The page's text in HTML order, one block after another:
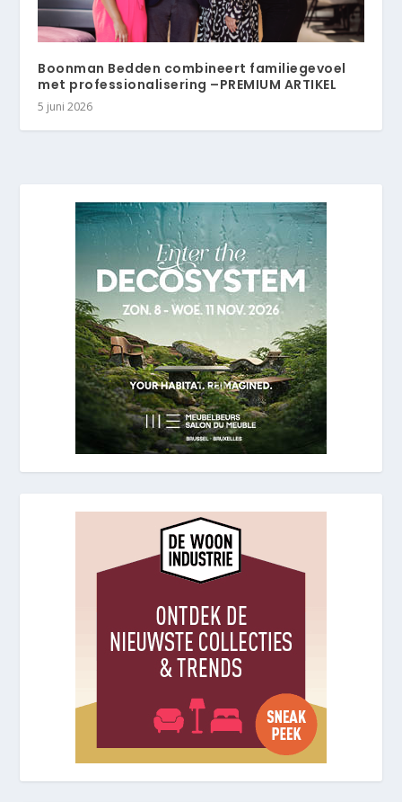
Boonman Bedden combineert familiegevoel
met professionalisering –PREMIUM ARTIKEL
5 juni 2026